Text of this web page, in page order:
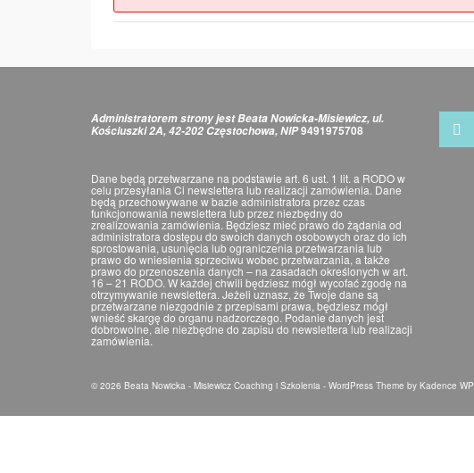
Administratorem strony jest Beata Nowicka-Misiewicz, ul.
Kościuszki 2A, 42-202 Częstochowa, NIP9491975708
Dane będą przetwarzane na podstawie art. 6 ust. 1 lit. a RODO w
celu przesyłania Ci newslettera lub realizacji zamówienia. Dane
będą przechowywane w bazie administratora przez czas
funkcjonowania newslettera lub przez niezbędny do
zrealizowania zamówienia. Będziesz mieć prawo do żądania od
administratora dostępu do swoich danych osobowych oraz do ich
sprostowania, usunięcia lub ograniczenia przetwarzania lub
prawo do wniesienia sprzeciwu wobec przetwarzania, a także
prawo do przenoszenia danych – na zasadach określonych w art.
16 – 21 RODO. W każdej chwili będziesz mógł wycofać zgodę na
otrzymywanie newslettera. Jeżeli uznasz, że Twoje dane są
przetwarzane niezgodnie z przepisami prawa, będziesz mógł
wnieść skargę do organu nadzorczego. Podanie danych jest
dobrowolne, ale niezbędne do zapisu do newslettera lub realizacji
zamówienia.
© 2026 Beata Nowicka - Misiewicz Coaching i Szkolenia - WordPress Theme by Kadence WP